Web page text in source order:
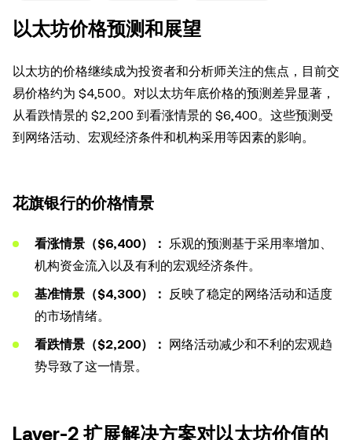
以太坊价格预测和展望
以太坊的价格继续成为投资者和分析师关注的焦点，目前交
易价格约为 $4,500。对以太坊年底价格的预测差异显著，
从看跌情景的 $2,200 到看涨情景的 $6,400。这些预测受
到网络活动、宏观经济条件和机构采用等因素的影响。
花旗银行的价格情景
看涨情景（$6,400）： 乐观的预测基于采用率增加、
机构资金流入以及有利的宏观经济条件。
基准情景（$4,300）： 反映了稳定的网络活动和适度
的市场情绪。
看跌情景（$2,200）： 网络活动减少和不利的宏观趋
势导致了这一情景。
Layer-2 扩展解决方案对以太坊价值的